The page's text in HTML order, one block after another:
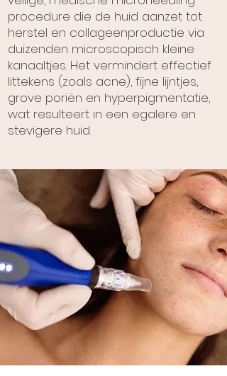
procedure die de huid aanzet tot
herstel en collageenproductie via
duizenden microscopisch kleine
kanaaltjes. Het vermindert effectief
littekens (zoals acne), fijne lijntjes,
grove poriën en hyperpigmentatie,
wat resulteert in een egalere en
stevigere huid.